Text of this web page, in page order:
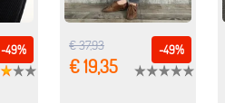
-49% -49%
€ 37,93
€ 19,35